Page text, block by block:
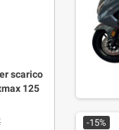
scarico
125
-15%